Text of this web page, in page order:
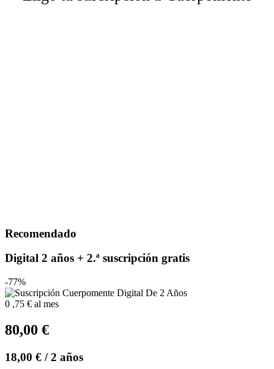
Recomendado
Digital 2 años + 2.ª suscripción gratis
-77%
0 ,75 € al mes
80,00 €
18,00 € / 2 años